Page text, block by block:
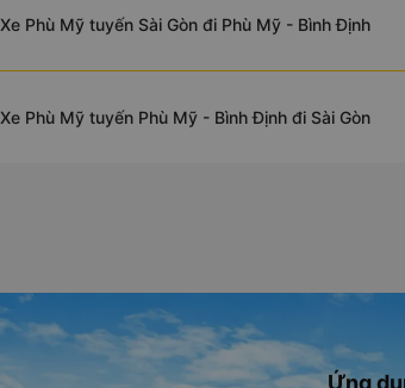
Xe Phù Mỹ tuyến Sài Gòn đi Phù Mỹ - Bình Định
Xe Phù Mỹ tuyến Phù Mỹ - Bình Định đi Sài Gòn
Ứng